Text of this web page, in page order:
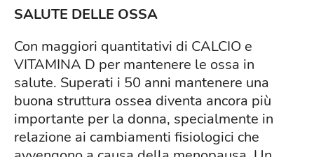
SALUTE DELLE OSSA
Con maggiori quantitativi di CALCIO e
VITAMINA D per mantenere le ossa in
salute. Superati i 50 anni mantenere una
buona struttura ossea diventa ancora più
importante per la donna, specialmente in
relazione ai cambiamenti fisiologici che